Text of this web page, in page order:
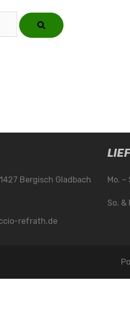
Bergisch Gladbach
refrath.de
Mo. –
So. &